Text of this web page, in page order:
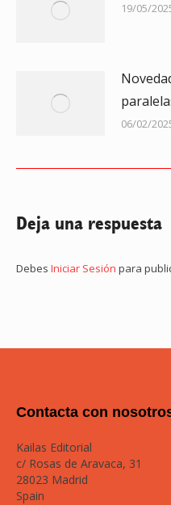
19/05/
06/02/
Deja una respuesta
Debes Iniciar Sesión para
Contacta con
Kailas Editorial
c/ Rosas de Aravaca, 31
28023 Madrid
Spain